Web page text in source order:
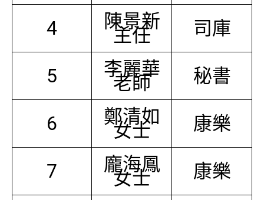
4 陳景新
主任 司庫
5 李麗華
老師 秘書
6 鄭清如
女士 康樂
7 龐海鳳
女士 康樂